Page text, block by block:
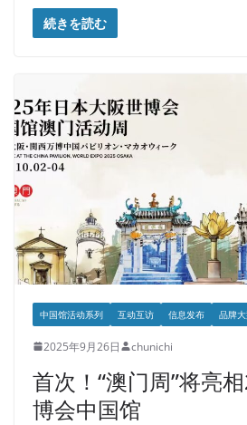
続きを読む
中国馆活动系列 互动互访 信息发布 品牌
2025年9月26日 chunichi
首次！“澳门周”将亮
博会中国馆